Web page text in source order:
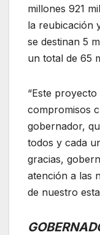
millones 921
la reubicación
se destinan 5
un total de 65
“Este
compromisos
gobernador,
todos y cada
gracias,
atención a las
de nuestro